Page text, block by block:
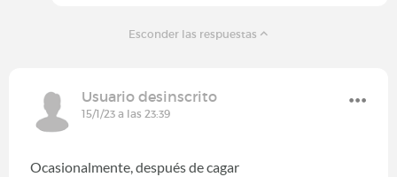
Esconder las respuestas
Usuario desinscrito
15/1/23 a las 23:39
Ocasionalmente, después de cagar